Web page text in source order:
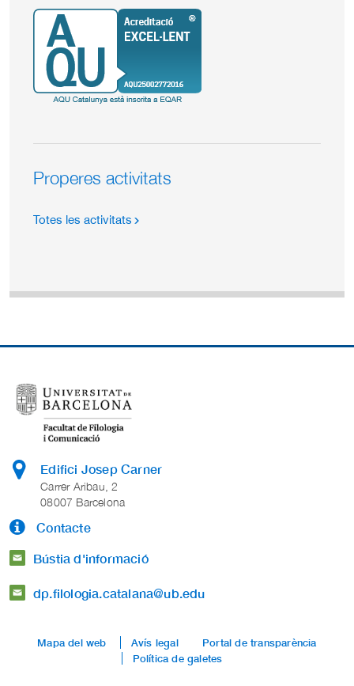
Properes activitats
Totes les activitats
Edifici Josep Carner
Carrer Aribau, 2
08007 Barcelona
Contacte
Bústia d'informació
dp.filologia.catalana@ub.edu
Mapa del web Avís legal
Portal de transparència
Política de galetes